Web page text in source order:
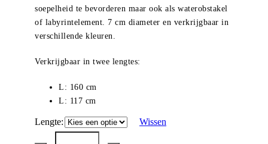
soepelheid te bevorderen maar ook als waterobstakel
of labyrintelement. 7 cm diameter en verkrijgbaar in
verschillende kleuren.
Verkrijgbaar in twee lengtes:
L: 160 cm
L: 117 cm
Lengte Wissen